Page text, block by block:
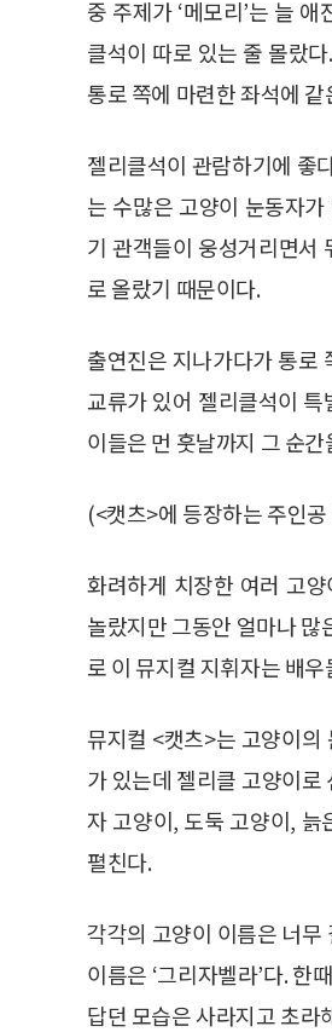
중 주제가 ‘메모리’는 늘
클석이 따로 있는 줄 몰랐
통로 쪽에 마련한 좌석에
젤리클석이 관람하기에 좋
는 수많은 고양이 눈동자
기 관객들이 웅성거리면서
로 올랐기 때문이다.
출연진은 지나가다가 통로
교류가 있어 젤리클석이
이들은 먼 훗날까지 그 순
(<캣츠>에 등장하는 주인
화려하게 치장한 여러 고
놀랐지만 그동안 얼마나 많
로 이 뮤지컬 지휘자는 배
뮤지컬 <캣츠>는 고양이
가 있는데 젤리클 고양이로
자 고양이, 도둑 고양이,
펼친다.
각각의 고양이 이름은 너무
이름은 ‘그리자벨라’다. 한
답던 모습은 사라지고 초